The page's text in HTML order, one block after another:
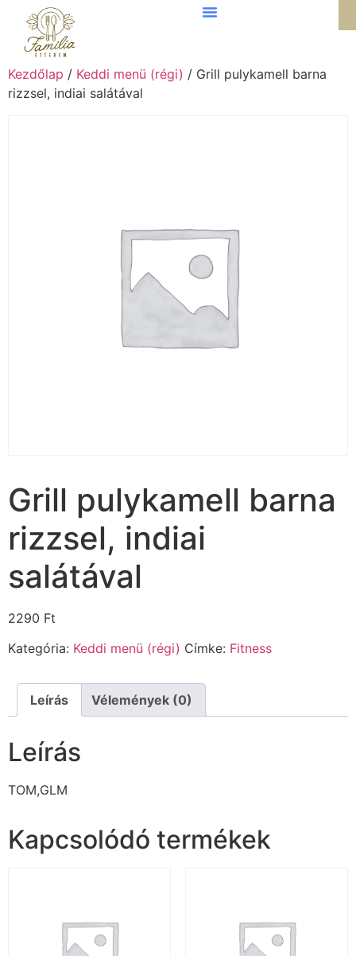
Kezdőlap / Keddi menü (régi) / Grill pulykamell barna
rizzsel, indiai salátával
Grill pulykamell barna
rizzsel, indiai
salátával
2290 Ft
Kategória: Keddi menü (régi) Címke: Fitness
Leírás Vélemények (0)
Leírás
TOM,GLM
Kapcsolódó termékek